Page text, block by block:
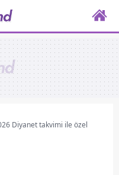
Diyanet takvimi ile özel